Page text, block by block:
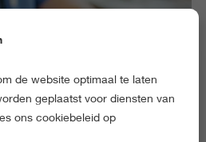
de website optimaal te laten
geplaatst voor diensten van
ons cookiebeleid op